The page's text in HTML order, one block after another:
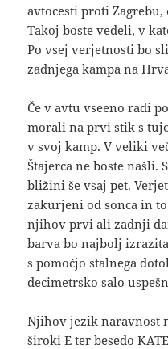
avtocesti proti
Takoj boste vedeli, v
Po vsej verjetnosti bo
zadnjega kampa na
Če v avtu vseeno radi
morali na prvi stik s
v svoj kamp. V veliki
Štajerca ne boste
bližini še vsaj pet.
zakurjeni od sonca in
njihov prvi ali zadnji
barva bo najbolj
s pomočjo stalnega
decimetrsko salo
Njihov jezik naravnost
široki E ter besedo